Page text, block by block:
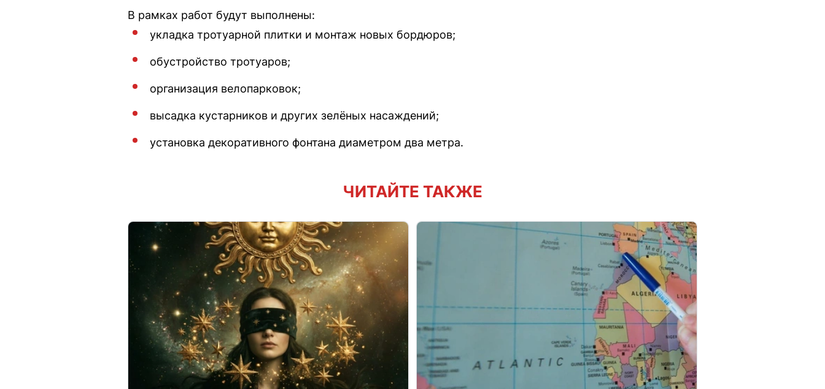
В рамках работ будут выполнены:
укладка тротуарной плитки и монтаж новых бордюров;
обустройство тротуаров;
организация велопарковок;
высадка кустарников и других зелёных насаждений;
установка декоративного фонтана диаметром два метра.
ЧИТАЙТЕ ТАКЖЕ